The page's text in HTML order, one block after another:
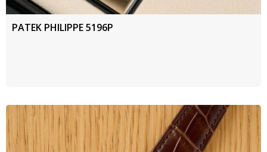
PATEK PHILIPPE 5196P